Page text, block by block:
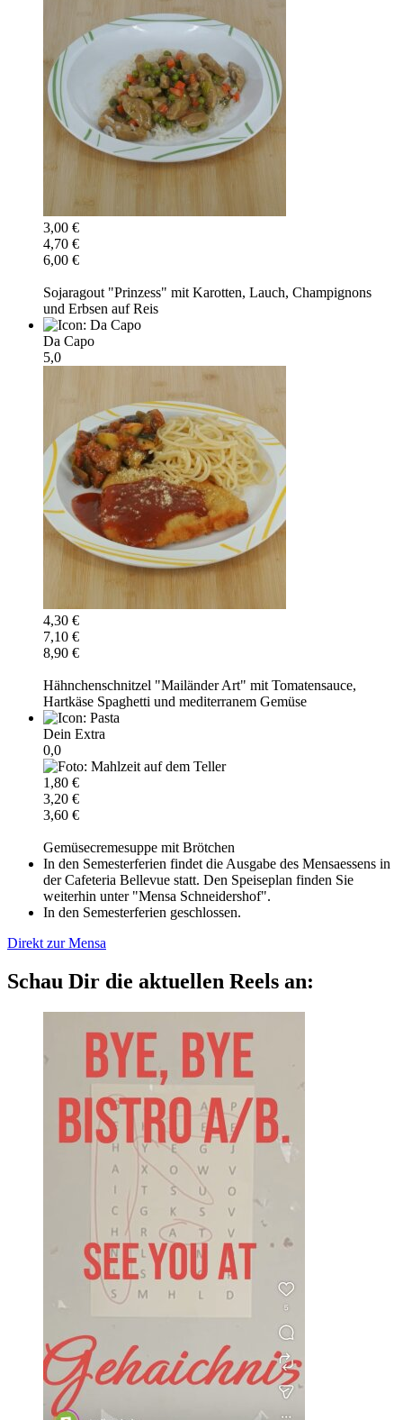
3,00 €
4,70 €
6,00 €
Sojaragout "Prinzess" mit Karotten, Lauch, Champignons
und Erbsen auf Reis
Da Capo
5,0
4,30 €
7,10 €
8,90 €
Hähnchenschnitzel "Mailänder Art" mit Tomatensauce,
Hartkäse Spaghetti und mediterranem Gemüse
Dein Extra
0,0
1,80 €
3,20 €
3,60 €
Gemüsecremesuppe mit Brötchen
In den Semesterferien findet die Ausgabe des Mensaessens in
der Cafeteria Bellevue statt. Den Speiseplan finden Sie
weiterhin unter "Mensa Schneidershof".
In den Semesterferien geschlossen.
Direkt zur Mensa
Schau Dir die aktuellen Reels an: